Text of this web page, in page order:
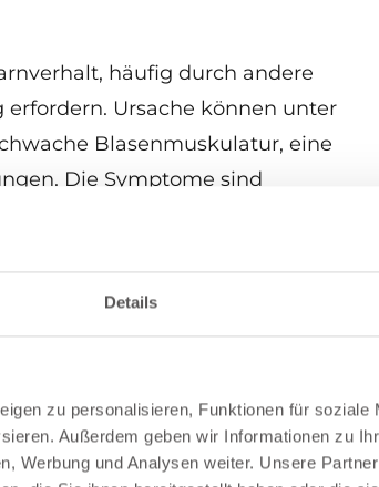
Details
zu personalisieren, Funktionen für soziale
Außerdem geben wir Informationen zu
Werbung und Analysen weiter. Unsere
häufig durch andere
Ursache können unter
Blasenmuskulatur, eine
Die Symptome sind
sind zu urinieren, aber dies
Sie häufig, oder Sie
Wasser lassen, oder Sie
Gleichzeitig verlieren Sie
Harnverhalt oft als